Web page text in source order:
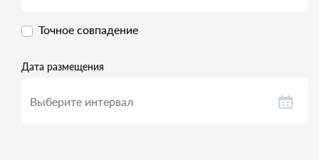
Точное совпадение
Дата размещения